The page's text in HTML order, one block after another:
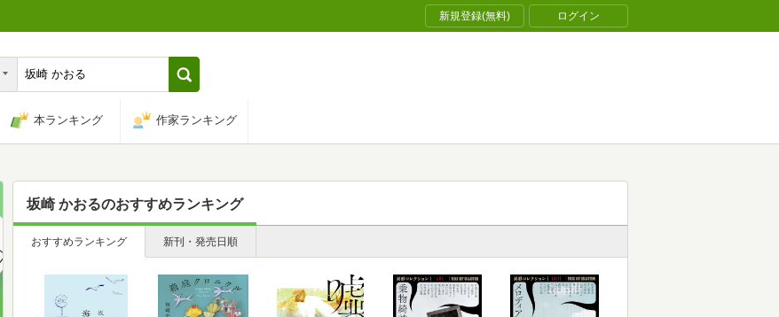
新規登録(無料) ログイン
本ランキング 作家ランキング
坂崎 かおるのおすすめランキング
おすすめランキング 新刊・発売日順